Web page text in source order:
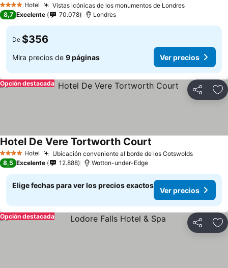
4 EstrellasHotel Vistas icónicas de los monumentos de Londres
8,7 Excelente 70.078 Londres
De $356
Mira precios de 9 páginas Ver precios
Compartir
Opción destacada
4 EstrellasHotel Ubicación conveniente al borde de los Cotswolds
Hotel De Vere Tortworth Court
8,5 Excelente 12.888 Wotton-under-Edge
Elige fechas para ver los precios exactos
Ver precios
Compartir
Opción destacada